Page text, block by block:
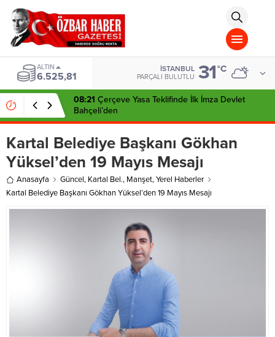
islami
chat
omegla
türk
sohbet
cinsel
sohbet
dini
chat
ALTIN
6.525,81
İSTANBUL
PARÇALI BULUTLU 31°C
08:21 Çerçeve Yasa Teklifinde İlk İmza Devlet
Bahçeli’den
Kartal Belediye Başkanı Gökhan
Yüksel’den 19 Mayıs Mesajı
Anasayfa Güncel, Kartal Bel., Manşet,Yerel Haberler
Kartal Belediye Başkanı Gökhan Yüksel’den 19 Mayıs Mesajı